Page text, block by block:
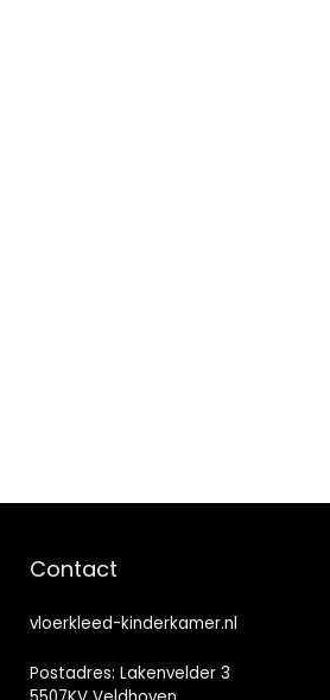
Contact
vloerkleed-kinderkamer.nl
Postadres: Lakenvelder 3